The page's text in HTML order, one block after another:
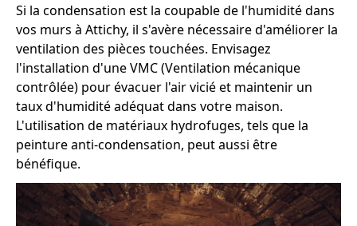
Si la condensation est la coupable de l'humidité dans
vos murs à Attichy, il s'avère nécessaire d'améliorer la
ventilation des pièces touchées. Envisagez
l'installation d'une VMC (Ventilation mécanique
contrôlée) pour évacuer l'air vicié et maintenir un
taux d'humidité adéquat dans votre maison.
L'utilisation de matériaux hydrofuges, tels que la
peinture anti-condensation, peut aussi être
bénéfique.